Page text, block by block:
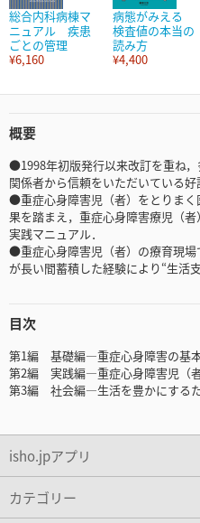
総合内科病棟マ
ニュアル 疾患
ごとの管理
¥6,160
病態がみえる
検査値の本当の
読み方
¥4,400
概要
●1998年初版発行以来改訂を重ね
関係者から信頼をいただいている好
●重症心身障害児（者）をとりま
果を踏まえ，重症心身障害療児（
実践マニュアル．
●重症心身障害児（者）の療育現場
が長い間蓄積した経験により“生活
目次
第1編 基礎編―重症心身障害の基
第2編 実践編―重症心身障害児（
第3編 社会編―生活を豊かにする
isho.jpアプリ
カテゴリー